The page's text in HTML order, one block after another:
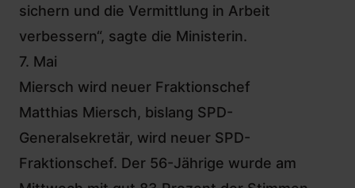
sichern und die Vermittlung in Arbeit
verbessern“, sagte die Ministerin.
7. Mai
Miersch wird neuer Fraktionschef
Matthias Miersch, bislang SPD-
Generalsekretär, wird neuer SPD-
Fraktionschef. Der 56-Jährige wurde am